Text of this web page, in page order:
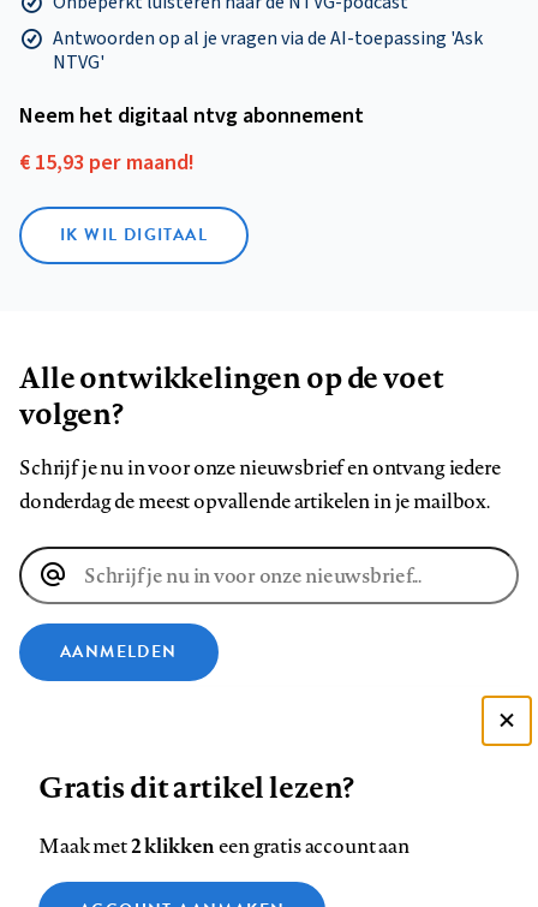
Antwoorden op al je vragen via de AI-toepassing 'Ask
NTVG'
Neem het digitaal ntvg abonnement
€ 15,93 per maand!
IK WIL DIGITAAL
Alle ontwikkelingen op de voet
volgen?
Schrijf je nu in voor onze nieuwsbrief en ontvang iedere
donderdag de meest opvallende artikelen in je mailbox.
E-
mailadres
AANMELDEN
ons
op
ons
op
ons
op
ons
op
ons
op
ons
Contact Colofon Disclaimer Privacy
Zie onze cookie policy
Gratis dit artikel lezen?
Maak met2 klikkeneen gratis account aan